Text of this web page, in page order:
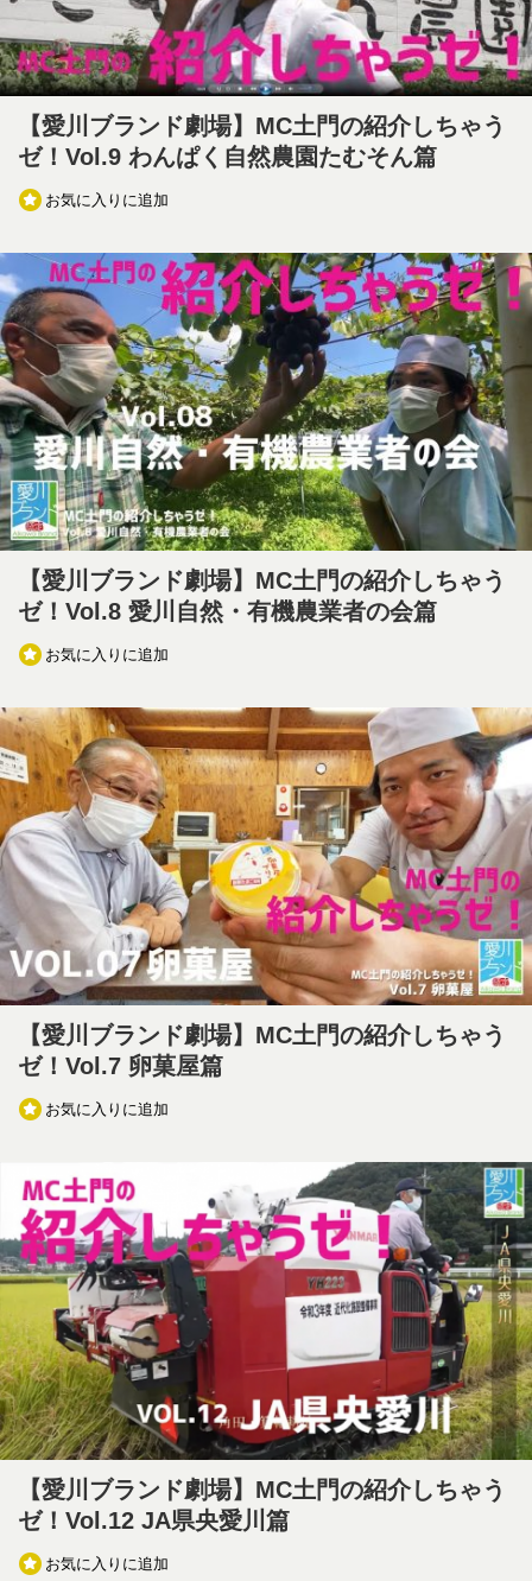
【愛川ブランド劇場】MC土門の紹介しちゃう
ゼ！Vol.9 わんぱく自然農園たむそん篇
お気に入りに追加
【愛川ブランド劇場】MC土門の紹介しちゃう
ゼ！Vol.8 愛川自然・有機農業者の会篇
お気に入りに追加
【愛川ブランド劇場】MC土門の紹介しちゃう
ゼ！Vol.7 卵菓屋篇
お気に入りに追加
【愛川ブランド劇場】MC土門の紹介しちゃう
ゼ！Vol.12 JA県央愛川篇
お気に入りに追加